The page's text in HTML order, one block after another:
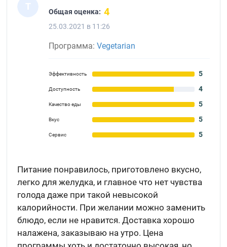
Т Общая оценка: 4
25.03.2021 в 11:26
Программа: Vegetarian
Эффективность 5
Доступность 4
Качество еды 5
Вкус 5
Сервис 5
Питание понравилось, приготовлено вкусно,
легко для желудка, и главное что нет чувства
голода даже при такой невысокой
калорийности. При желании можно заменить
блюдо, если не нравится. Доставка хорошо
налажена, заказываю на утро. Цена